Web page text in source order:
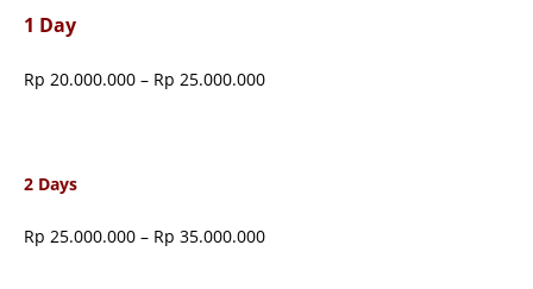
1 Day
Rp 20.000.000 – Rp 25.000.000
2 Days
Rp 25.000.000 – Rp 35.000.000